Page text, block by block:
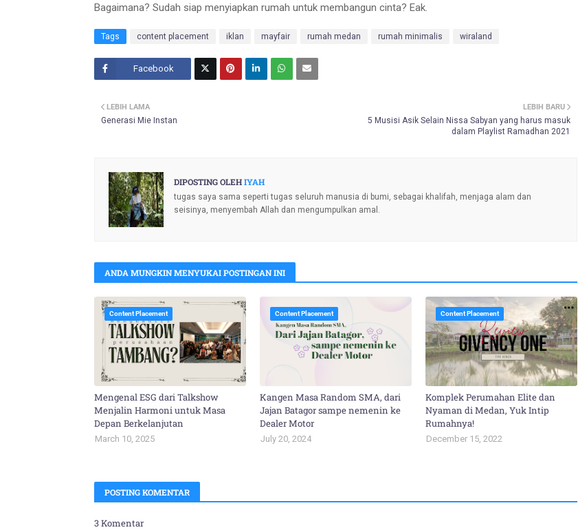
Bagaimana? Sudah siap menyiapkan rumah untuk membangun cinta? Eak.
Tags content placement iklan mayfair rumah medan rumah minimalis wiraland
Facebook
LEBIH BARU
5 Musisi Asik Selain Nissa Sabyan yang harus masuk
dalam Playlist Ramadhan 2021
LEBIH LAMA
Generasi Mie Instan
DIPOSTING OLEHIYAH
tugas saya sama seperti tugas seluruh manusia di bumi, sebagai khalifah, menjaga alam dan
seisinya, menyembah Allah dan mengumpulkan amal.
ANDA MUNGKIN MENYUKAI POSTINGAN INI
Content Placement
Mengenal ESG dari Talkshow
Menjalin Harmoni untuk Masa
Depan Berkelanjutan
March 10, 2025
Content Placement
Kangen Masa Random SMA, dari
Jajan Batagor sampe nemenin ke
Dealer Motor
July 20, 2024
Content Placement
Komplek Perumahan Elite dan
Nyaman di Medan, Yuk Intip
Rumahnya!
December 15, 2022
POSTING KOMENTAR
3 Komentar